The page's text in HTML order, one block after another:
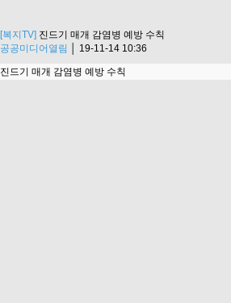
[복지TV] 진드기 매개 감염병 예방 수칙
공공미디어열림
19-11-14 10:36
진드기 매개 감염병 예방 수칙